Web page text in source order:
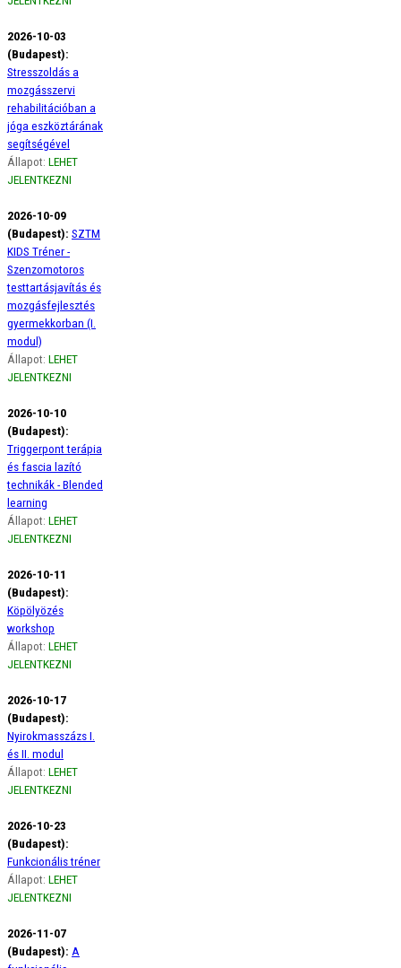
2026-10-03
(Budapest):
Stresszoldás a
mozgásszervi
rehabilitációban a
jóga eszköztárának
segítségével
Állapot: LEHET
JELENTKEZNI
2026-10-09
(Budapest): SZTM
KIDS Tréner -
Szenzomotoros
testtartásjavítás és
mozgásfejlesztés
gyermekkorban (I.
modul)
Állapot: LEHET
JELENTKEZNI
2026-10-10
(Budapest):
Triggerpont terápia
és fascia lazító
technikák - Blended
learning
Állapot: LEHET
JELENTKEZNI
2026-10-11
(Budapest):
Köpölyözés
workshop
Állapot: LEHET
JELENTKEZNI
2026-10-17
(Budapest):
Nyirokmasszázs I.
és II. modul
Állapot: LEHET
JELENTKEZNI
2026-10-23
(Budapest):
Funkcionális tréner
Állapot: LEHET
JELENTKEZNI
2026-11-07
(Budapest): A